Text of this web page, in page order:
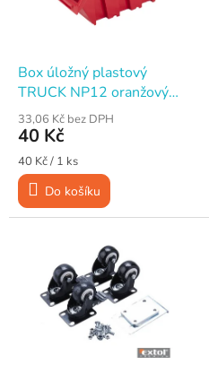
Box úložný plastový
TRUCK NP12 oranžový
290×200×150 mm
33,06 Kč bez DPH
40 Kč
Měrná
cena:
40 Kč / 1 ks
Do košíku